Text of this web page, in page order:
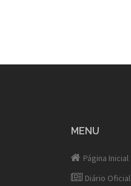
MENU
Página Inicial
Diário Oficial